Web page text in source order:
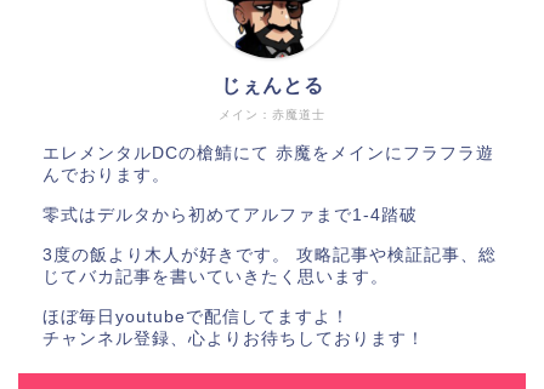
メイン：赤魔道士
じぇんとる
エレメンタルDCの槍鯖にて 赤魔をメインにフラフラ遊
んでおります。
零式はデルタから初めてアルファまで1-4踏破
3度の飯より木人が好きです。 攻略記事や検証記事、総
じてバカ記事を書いていきたく思います。
ほぼ毎日youtubeで配信してますよ！
チャンネル登録、心よりお待ちしております！